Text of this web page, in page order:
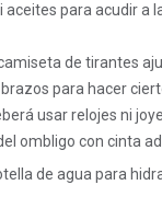
aceites para acudir a
de tirantes
para hacer
usar relojes ni
ombligo con cinta
de agua para